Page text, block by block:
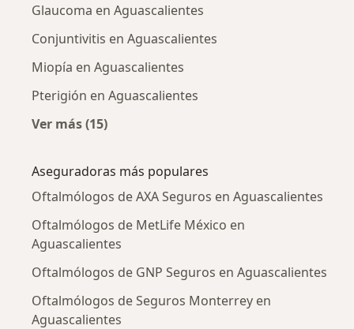
Glaucoma en Aguascalientes
Conjuntivitis en Aguascalientes
Miopía en Aguascalientes
Pterigión en Aguascalientes
Ver más (15)
Aseguradoras más populares
Oftalmólogos de AXA Seguros en Aguascalientes
Oftalmólogos de MetLife México en
Aguascalientes
Oftalmólogos de GNP Seguros en Aguascalientes
Oftalmólogos de Seguros Monterrey en
Aguascalientes